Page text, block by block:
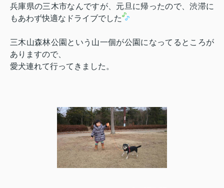
兵庫県の三木市なんですが、元旦に帰ったので、渋滞に
もあわず快適なドライブでした
三木山森林公園という山一個が公園になってるところが
ありますので、
愛犬連れて行ってきました。